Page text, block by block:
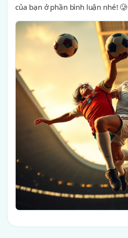
của bạn ở phần bình luận nhé! 🥲